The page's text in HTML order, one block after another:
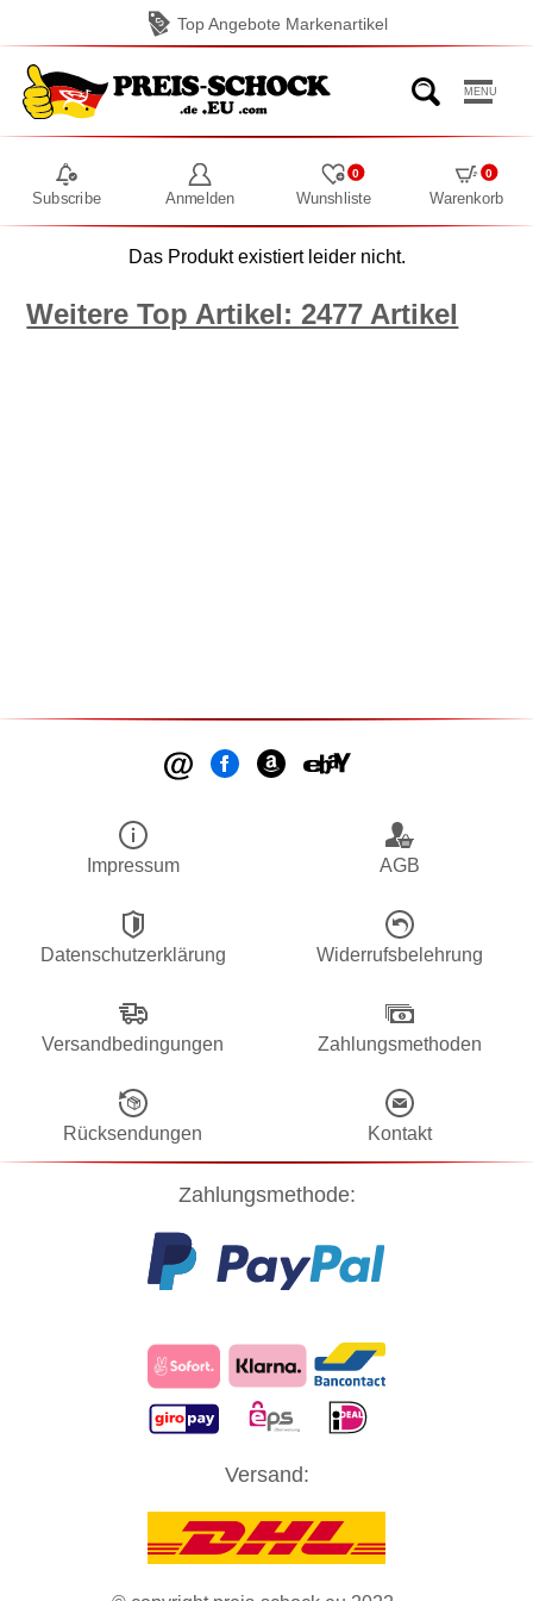
zu Ihren Rechten als Benutzer finden Sie in unserer
Cookies zu akzeptieren und direkt unsere Website besuchen zu
ZUSTIMMUNG
Top Angebote Markenartikel
MENU
Subscribe Anmelden Wunshliste
0
Warenkorb
0
Das Produkt existiert leider nicht.
Weitere Top Artikel: 2477 Artikel
Impressum AGB
Datenschutzerklärung Widerrufsbelehrung
Versandbedingungen Zahlungsmethoden
Rücksendungen Kontakt
Zahlungsmethode:
Versand: